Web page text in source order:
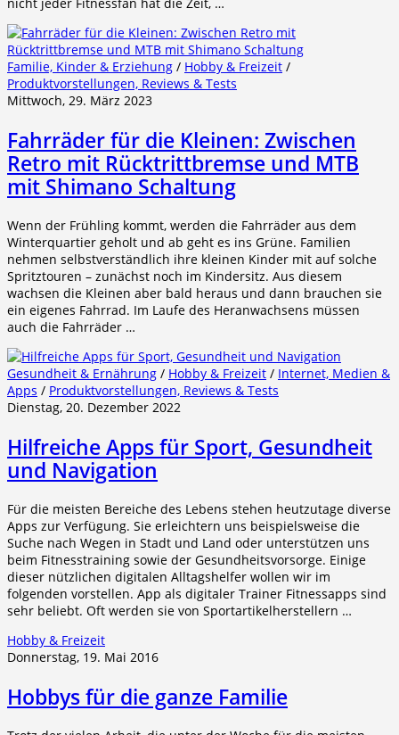
Familie, Kinder & Erziehung / Hobby & Freizeit /
Produktvorstellungen, Reviews & Tests
Mittwoch, 29. März 2023
Fahrräder für die Kleinen: Zwischen
Retro mit Rücktrittbremse und MTB
mit Shimano Schaltung
Wenn der Frühling kommt, werden die Fahrräder aus dem
Winterquartier geholt und ab geht es ins Grüne. Familien
nehmen selbstverständlich ihre kleinen Kinder mit auf solche
Spritztouren – zunächst noch im Kindersitz. Aus diesem
wachsen die Kleinen aber bald heraus und dann brauchen sie
ein eigenes Fahrrad. Im Laufe des Heranwachsens müssen
auch die Fahrräder …
Gesundheit & Ernährung / Hobby & Freizeit / Internet, Medien &
Apps / Produktvorstellungen, Reviews & Tests
Dienstag, 20. Dezember 2022
Hilfreiche Apps für Sport, Gesundheit
und Navigation
Für die meisten Bereiche des Lebens stehen heutzutage diverse
Apps zur Verfügung. Sie erleichtern uns beispielsweise die
Suche nach Wegen in Stadt und Land oder unterstützen uns
beim Fitnesstraining sowie der Gesundheitsvorsorge. Einige
dieser nützlichen digitalen Alltagshelfer wollen wir im
folgenden vorstellen. App als digitaler Trainer Fitnessapps sind
sehr beliebt. Oft werden sie von Sportartikelherstellern …
Hobby & Freizeit
Donnerstag, 19. Mai 2016
Hobbys für die ganze Familie